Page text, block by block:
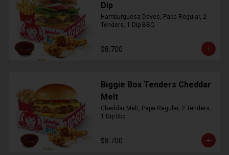
Dip
Hamburguesa Daves, Papa Regular, 2
Tenders, 1 Dip BBQ
$8.700
Biggie Box Tenders Cheddar
Melt
Cheddar Melt, Papa Regular, 2 Tenders,
1 Dip bbq
$8.700